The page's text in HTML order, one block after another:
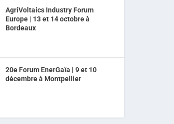
AgriVoltaics Industry Forum
Europe | 13 et 14 octobre à
Bordeaux
20e Forum EnerGaïa | 9 et 10
décembre à Montpellier